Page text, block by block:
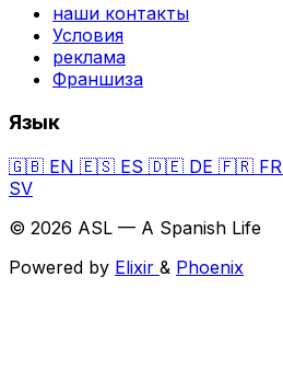
наши контакты
Условия
реклама
Франшиза
Язык
🇬🇧 EN 🇪🇸 ES 🇩🇪 DE 🇫🇷 FR
SV
© 2026 ASL — A Spanish Life
Powered by Elixir & Phoenix